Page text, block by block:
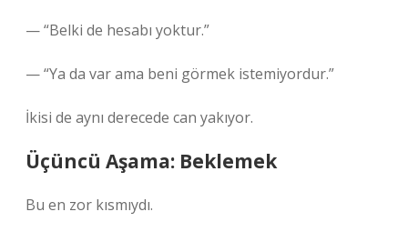
— “Belki de hesabı yoktur.”
— “Ya da var ama beni görmek istemiyordur.”
İkisi de aynı derecede can yakıyor.
Üçüncü Aşama: Beklemek
Bu en zor kısmıydı.